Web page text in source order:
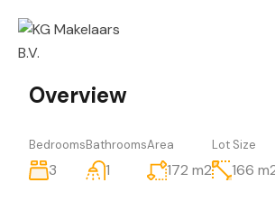
Overview
Bedrooms
3
Bathrooms
1
Area
172 m2
Lot Size
166